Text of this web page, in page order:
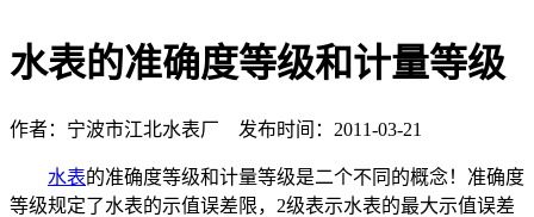
水表的准确度等级和计量等级
作者：宁波市江北水表厂 发布时间：2011-03-21
水表的准确度等级和计量等级是二个不同的概念！准确度
等级规定了水表的示值误差限，2级表示水表的最大示值误差